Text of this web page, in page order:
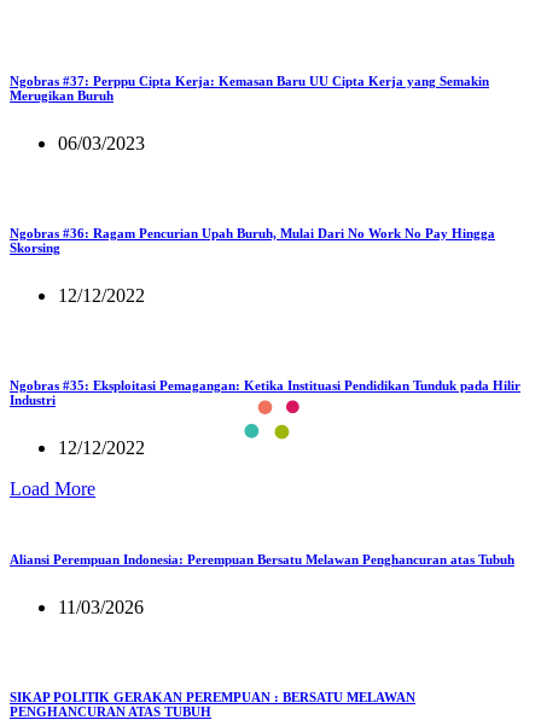
Ngobras #37: Perppu Cipta Kerja: Kemasan Baru UU Cipta Kerja yang Semakin
Merugikan Buruh
06/03/2023
Ngobras #36: Ragam Pencurian Upah Buruh, Mulai Dari No Work No Pay Hingga
Skorsing
12/12/2022
Ngobras #35: Eksploitasi Pemagangan: Ketika Instituasi Pendidikan Tunduk pada Hilir
Industri
12/12/2022
Load More
Aliansi Perempuan Indonesia: Perempuan Bersatu Melawan Penghancuran atas Tubuh
11/03/2026
SIKAP POLITIK GERAKAN PEREMPUAN : BERSATU MELAWAN
PENGHANCURAN ATAS TUBUH